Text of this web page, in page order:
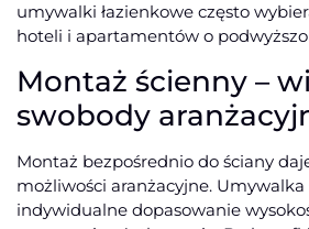
umywalki łazienkowe często
hoteli i apartamentów o
Montaż ścienny –
swobody
Montaż bezpośrednio do ściany
możliwości aranżacyjne.
indywidualne dopasowanie